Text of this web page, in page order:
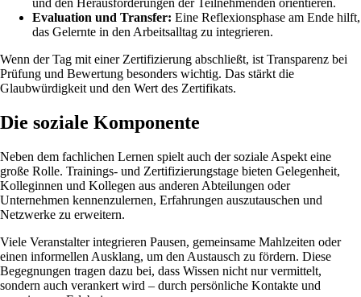
und den Herausforderungen der Teilnehmenden orientieren.
Evaluation und Transfer: Eine Reflexionsphase am Ende hilft,
das Gelernte in den Arbeitsalltag zu integrieren.
Wenn der Tag mit einer Zertifizierung abschließt, ist Transparenz bei
Prüfung und Bewertung besonders wichtig. Das stärkt die
Glaubwürdigkeit und den Wert des Zertifikats.
Die soziale Komponente
Neben dem fachlichen Lernen spielt auch der soziale Aspekt eine
große Rolle. Trainings- und Zertifizierungstage bieten Gelegenheit,
Kolleginnen und Kollegen aus anderen Abteilungen oder
Unternehmen kennenzulernen, Erfahrungen auszutauschen und
Netzwerke zu erweitern.
Viele Veranstalter integrieren Pausen, gemeinsame Mahlzeiten oder
einen informellen Ausklang, um den Austausch zu fördern. Diese
Begegnungen tragen dazu bei, dass Wissen nicht nur vermittelt,
sondern auch verankert wird – durch persönliche Kontakte und